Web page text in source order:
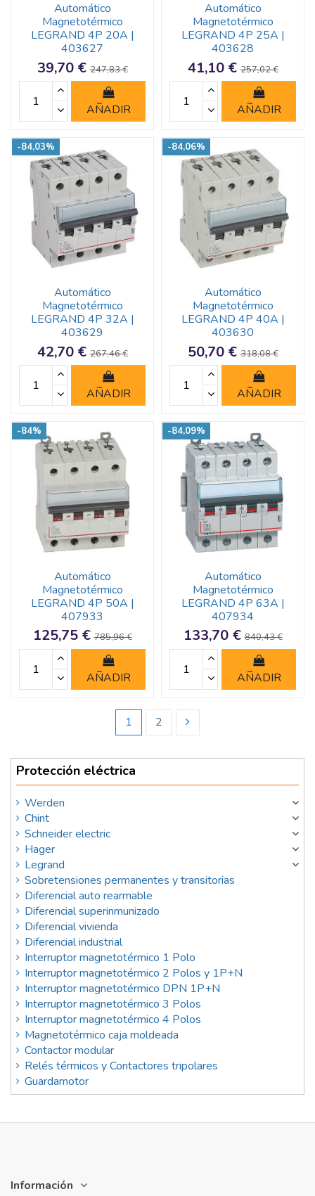
Automático
Magnetotérmico
LEGRAND 4P 20A |
403627
39,70 €247,83 €
AÑADIR
Automático
Magnetotérmico
LEGRAND 4P 25A |
403628
41,10 €257,02 €
AÑADIR
-84,03%
Automático
Magnetotérmico
LEGRAND 4P 32A |
403629
42,70 €267,46 €
AÑADIR
-84,06%
Automático
Magnetotérmico
LEGRAND 4P 40A |
403630
50,70 €318,08 €
AÑADIR
-84%
Automático
Magnetotérmico
LEGRAND 4P 50A |
407933
125,75 €785,96 €
AÑADIR
-84,09%
Automático
Magnetotérmico
LEGRAND 4P 63A |
407934
133,70 €840,43 €
AÑADIR
1 2
Protección eléctrica
Werden
Chint
Schneider electric
Hager
Legrand
Sobretensiones permanentes y transitorias
Diferencial auto rearmable
Diferencial superinmunizado
Diferencial vivienda
Diferencial industrial
Interruptor magnetotérmico 1 Polo
Interruptor magnetotérmico 2 Polos y 1P+N
Interruptor magnetotérmico DPN 1P+N
Interruptor magnetotérmico 3 Polos
Interruptor magnetotérmico 4 Polos
Magnetotérmico caja moldeada
Contactor modular
Relés térmicos y Contactores tripolares
Guardamotor
Información